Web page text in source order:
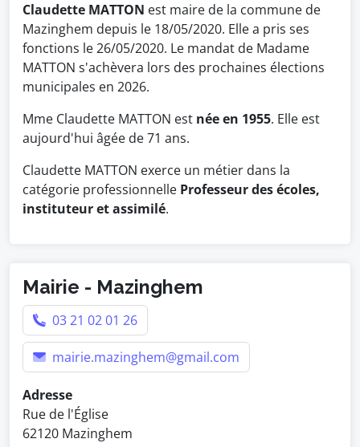
Claudette MATTON est maire de la commune de
Mazinghem depuis le 18/05/2020. Elle a pris ses
fonctions le 26/05/2020. Le mandat de Madame
MATTON s'achèvera lors des prochaines élections
municipales en 2026.
Mme Claudette MATTON est née en 1955. Elle est
aujourd'hui âgée de 71 ans.
Claudette MATTON exerce un métier dans la
catégorie professionnelle Professeur des écoles,
instituteur et assimilé.
Mairie - Mazinghem
03 21 02 01 26
mairie.mazinghem@gmail.com
Adresse
Rue de l'Église
62120 Mazinghem